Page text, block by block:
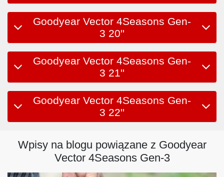
Goodyear Vector 4Seasons Gen-
3 20''
Goodyear Vector 4Seasons Gen-
3 21''
Goodyear Vector 4Seasons Gen-
3 22''
Wpisy na blogu powiązane z Goodyear
Vector 4Seasons Gen-3